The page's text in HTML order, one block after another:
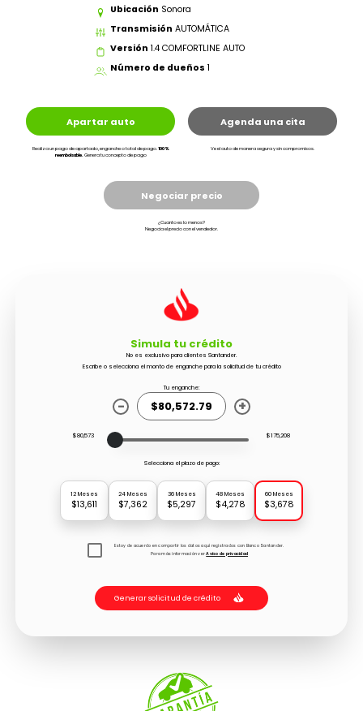
Ubicación Sonora
Transmisión AUTOMÁTICA
Versión 1.4 COMFORTLINE AUTO
Número de dueños 1
Apartar auto
Realiza un pago de apartado, enganche o total de pago.100%
reembolsable.Genera tu concepto de pago
Agenda una cita
Ve el auto de manera segura y sin compromisos.
Negociar precio
¿Cuanto es lo menos?
Negocia el precio con el vendedor.
Simula tu crédito
No es exclusivo para clientes Santander.
Escribe o selecciona el monto de enganche para la solicitud de tu crédito
Tu enganche:
- +
$80,573 $175,208
Selecciona el plazo de pago:
12 Meses
$13,611
24 Meses
$7,362
36 Meses
$5,297
48 Meses
$4,278
60 Meses
$3,678
Estoy de acuerdo en compartir los datos aquí registrados con Banco Santander.
Para más información verAviso de privacidad
Generar solicitud de crédito